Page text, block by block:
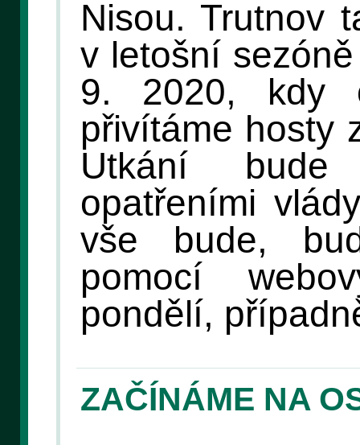
Nisou. Trutnov
v letošní
9. 2020, kdy
přivítáme hosty
Utkání
opatřeními
vše bude,
pomocí
pondělí,
ZAČÍNÁME NA